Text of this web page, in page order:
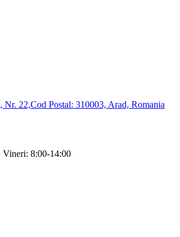
Nr. 22,Cod Postal: 310003, Arad, Romania
8:00-14:00